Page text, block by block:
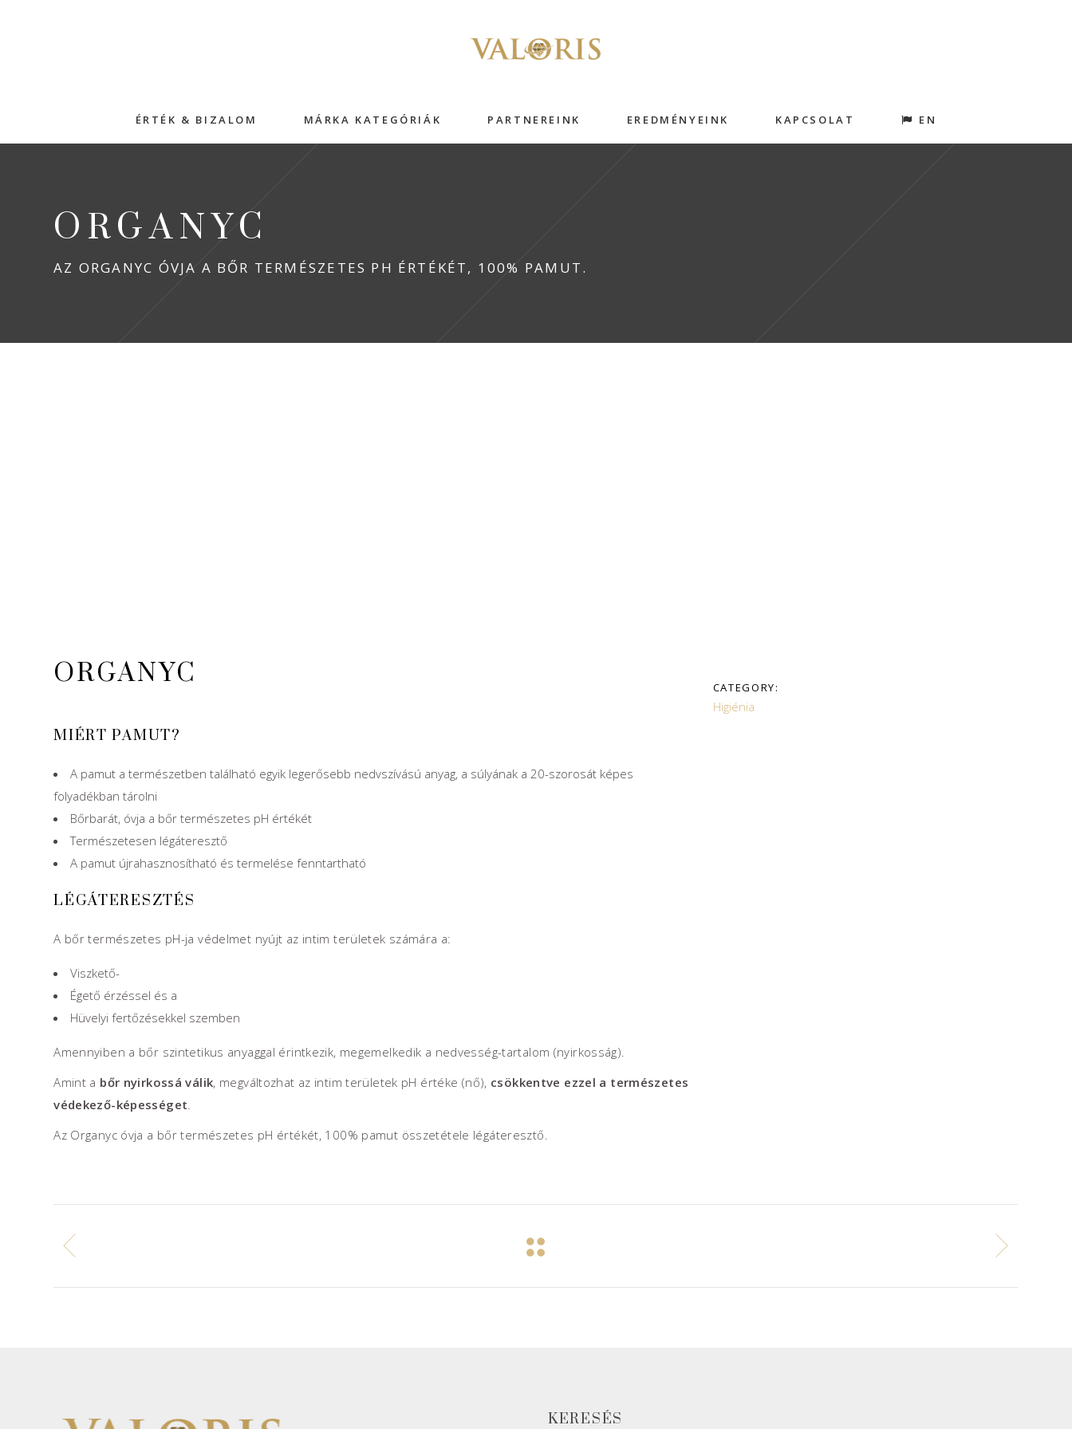
ÉRTÉK & BIZALOM MÁRKA KATEGÓRIÁK PARTNEREINK EREDMÉNYEINK KAPCSOLAT EN
ORGANYC
AZ ORGANYC ÓVJA A BŐR TERMÉSZETES PH ÉRTÉKÉT, 100% PAMUT.
ORGANYC
MIÉRT PAMUT?
A pamut a természetben található egyik legerősebb nedvszívású anyag, a súlyának a 20-szorosát képes
folyadékban tárolni
Bőrbarát, óvja a bőr természetes pH értékét
Természetesen légáteresztő
A pamut újrahasznosítható és termelése fenntartható
LÉGÁTERESZTÉS
A bőr természetes pH-ja védelmet nyújt az intim területek számára a:
Viszkető-
Égető érzéssel és a
Hüvelyi fertőzésekkel szemben
Amennyiben a bőr szintetikus anyaggal érintkezik, megemelkedik a nedvesség-tartalom (nyirkosság).
Amint a bőr nyirkossá válik, megváltozhat az intim területek pH értéke (nő), csökkentve ezzel a természetes
védekező-képességet.
Az Organyc óvja a bőr természetes pH értékét, 100% pamut összetétele légáteresztő.
CATEGORY:
Higiénia
KERESÉS